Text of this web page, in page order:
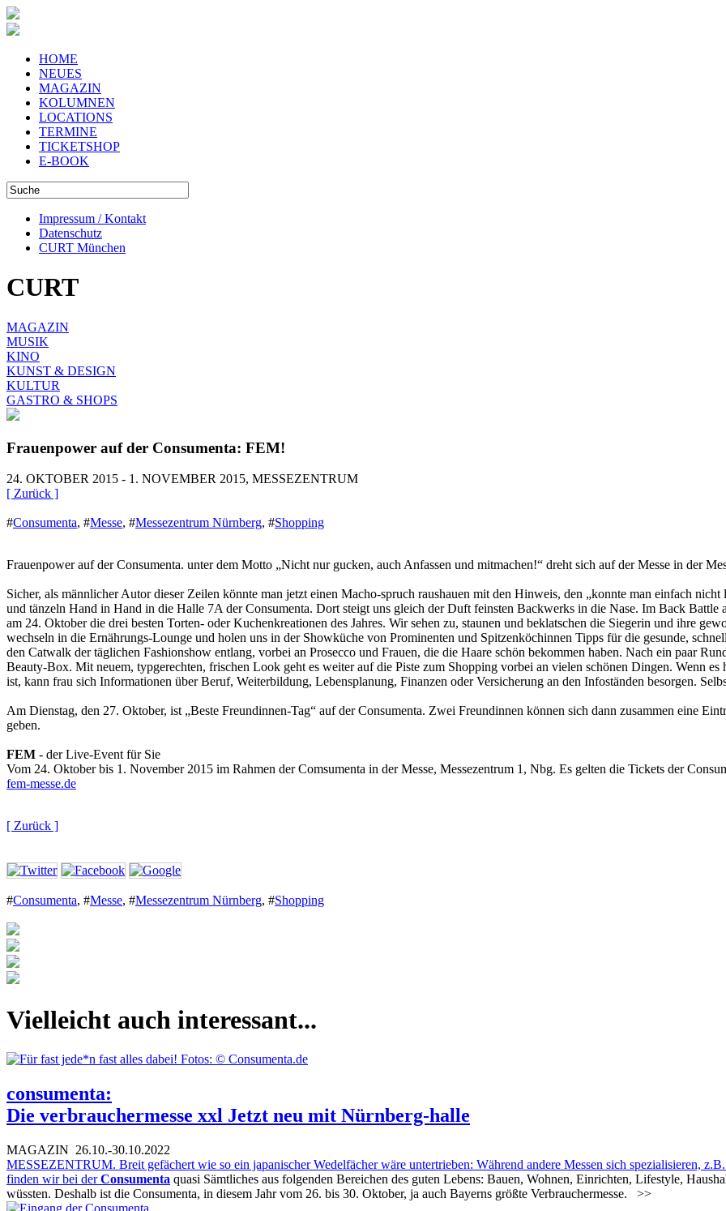
HOME
NEUES
MAGAZIN
KOLUMNEN
LOCATIONS
TERMINE
TICKETSHOP
E-BOOK
Impressum / Kontakt
Datenschutz
CURT München
CURT
MAGAZIN
MUSIK
KINO
KUNST & DESIGN
KULTUR
GASTRO & SHOPS
Frauenpower auf der Consumenta: FEM!
24. OKTOBER 2015 - 1. NOVEMBER 2015, MESSEZENTRUM
[ Zurück ]
#Consumenta, #Messe, #Messezentrum Nürnberg, #Shopping
Frauenpower auf der Consumenta. unter dem Motto „Nicht nur gucken, auch Anfassen und mitmachen!“ dreht sich auf der Messe in der
Sicher, als männlicher Autor dieser Zeilen könnte man jetzt einen Macho-spruch raushauen mit den Hinweis, den „konnte man einfach
und tänzeln Hand in Hand in die Halle 7A der Consumenta. Dort steigt uns gleich der Duft feinsten Backwerks in die Nase. Im Back Battle
am 24. Oktober die drei besten Torten- oder Kuchenkreationen des Jahres. Wir sehen zu, staunen und beklatschen die Siegerin und ihre
wechseln in die Ernährungs-Lounge und holen uns in der Showküche von Prominenten und Spitzenköchinnen Tipps für die gesunde,
den Catwalk der täglichen Fashionshow entlang, vorbei an Prosecco und Frauen, die die Haare schön bekommen haben. Nach ein paar
Beauty-Box. Mit neuem, typgerechten, frischen Look geht es weiter auf die Piste zum Shopping vorbei an vielen schönen Dingen. Wenn es
ist, kann frau sich Informationen über Beruf, Weiterbildung, Lebensplanung, Finanzen oder Versicherung an den Infoständen besorgen.
Am Dienstag, den 27. Oktober, ist „Beste Freundinnen-Tag“ auf der Consumenta. Zwei Freundinnen können sich dann zusammen eine
geben.
FEM - der Live-Event für Sie
Vom 24. Oktober bis 1. November 2015 im Rahmen der Comsumenta in der Messe, Messezentrum 1, Nbg. Es gelten die Tickets der
fem-messe.de
[ Zurück ]
#Consumenta, #Messe, #Messezentrum Nürnberg, #Shopping
Vielleicht auch interessant...
consumenta:
Die verbrauchermesse xxl Jetzt neu mit Nürnberg-halle
MAGAZIN 26.10.-30.10.2022
MESSEZENTRUM. Breit gefächert wie so ein japanischer Wedelfächer wäre untertrieben: Während andere Messen sich spezialisieren,
finden wir bei derConsumenta quasi Sämtliches aus folgenden Bereichen des guten Lebens: Bauen, Wohnen, Einrichten, Lifestyle,
wüssten. Deshalb ist die Consumenta, in diesem Jahr vom 26. bis 30. Oktober, ja auch Bayerns größte Verbrauchermesse.
>>